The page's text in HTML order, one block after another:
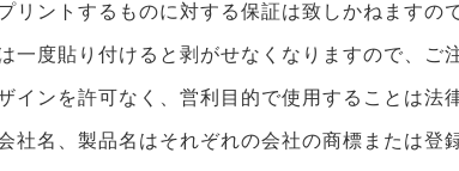
リントするものに対する保証は致しかねますの
一度貼り付けると剥がせなくなりますので、ご
インを許可なく、営利目的で使用することは法
社名、製品名はそれぞれの会社の商標または登